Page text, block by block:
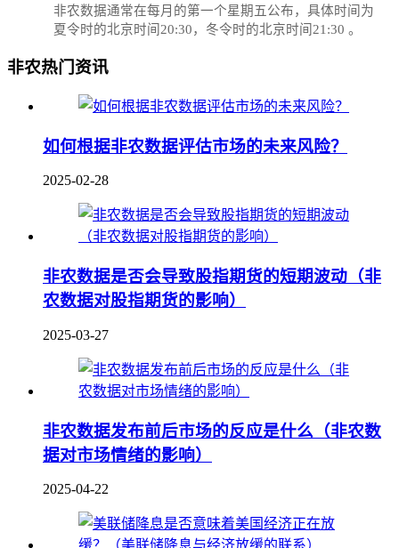
‌非农数据通常在每月的第一个星期五公布，具体时间为
夏令时的北京时间20:30，冬令时的北京时间21:30‌‌ 。
非农热门资讯
如何根据非农数据评估市场的未来风险？
2025-02-28
非农数据是否会导致股指期货的短期波动（非
农数据对股指期货的影响）
2025-03-27
非农数据发布前后市场的反应是什么（非农数
据对市场情绪的影响）
2025-04-22